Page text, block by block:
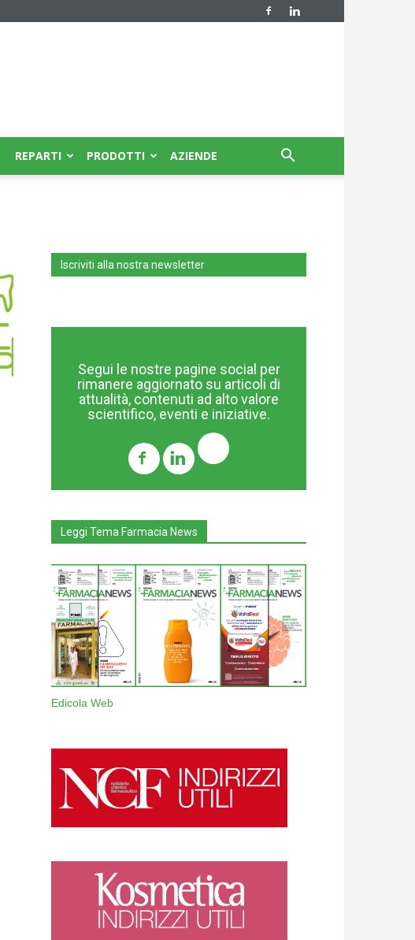
REPARTI PRODOTTI AZIENDE
Iscriviti alla nostra newsletter
Segui le nostre pagine social per
rimanere aggiornato su articoli di
attualità, contenuti ad alto valore
scientifico, eventi e iniziative.
Leggi Tema Farmacia News
Edicola Web